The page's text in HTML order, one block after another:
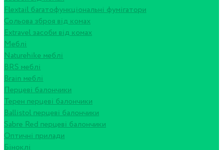
Flextail багатофункціональні фумігатори
Сольова зброя від комах
Extravel засоби від комах
Меблі
Naturehike меблі
BRS меблі
Brain меблі
Перцеві балончики
Терен перцеві балончики
Ballistol перцеві балончики
Sabre Red перцеві балончики
Оптичні прилади
Біноклі